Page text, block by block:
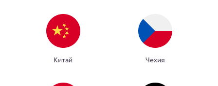
Китай Чехия